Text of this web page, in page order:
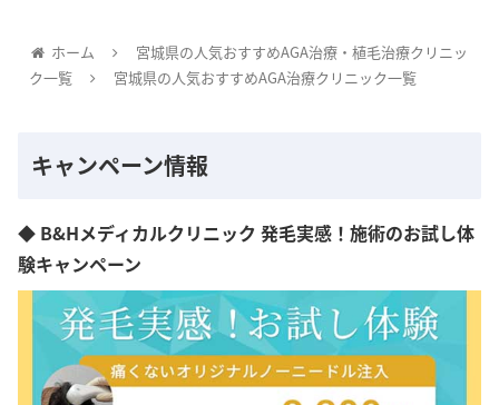
ホーム
宮城県の人気おすすめAGA治療・植毛治療クリニッ
ク一覧
宮城県の人気おすすめAGA治療クリニック一覧
キャンペーン情報
◆ B&Hメディカルクリニック 発毛実感！施術のお試し体
験キャンペーン